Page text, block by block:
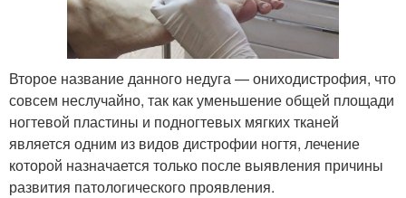
Второе название данного недуга — ониходистрофия, что
совсем неслучайно, так как уменьшение общей площади
ногтевой пластины и подногтевых мягких тканей
является одним из видов дистрофии ногтя, лечение
которой назначается только после выявления причины
развития патологического проявления.